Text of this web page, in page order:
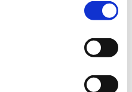
zijn voor rolwagens en
deel gaan over een
Het tussenstuk loopt
van Provinciaal